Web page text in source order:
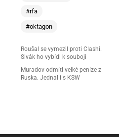
#rfa
#oktagon
Roušal se vymezil proti Clashi.
Sivák ho vybídl k souboji
Muradov odmítl velké peníze z
Ruska. Jednal i s KSW